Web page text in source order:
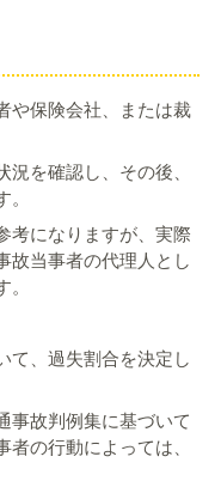
や保険会社、または裁
を確認し、その後、
考になりますが、実際
故当事者の代理人とし
て、過失割合を決定し
事故判例集に基づいて
の行動によっては、